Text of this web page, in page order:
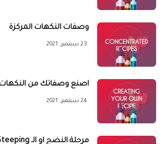
وصفات النكهات المركزة
23 سبتمبر، 2021
اصنع وصفاتك من النكهات
24 سبتمبر، 2021
مرحلة النضج او الـ Steeping